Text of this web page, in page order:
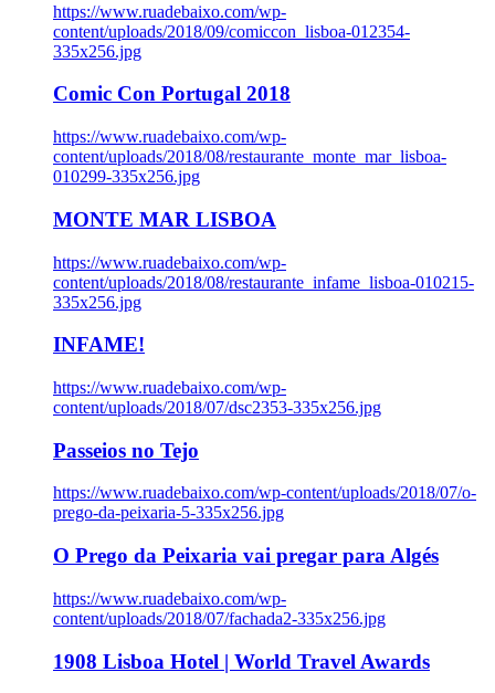
https://www.ruadebaixo.com/wp-
content/uploads/2018/09/comiccon_lisboa-012354-
335x256.jpg
Comic Con Portugal 2018
https://www.ruadebaixo.com/wp-
content/uploads/2018/08/restaurante_monte_mar_lisboa-
010299-335x256.jpg
MONTE MAR LISBOA
https://www.ruadebaixo.com/wp-
content/uploads/2018/08/restaurante_infame_lisboa-010215-
335x256.jpg
INFAME!
https://www.ruadebaixo.com/wp-
content/uploads/2018/07/dsc2353-335x256.jpg
Passeios no Tejo
https://www.ruadebaixo.com/wp-content/uploads/2018/07/o-
prego-da-peixaria-5-335x256.jpg
O Prego da Peixaria vai pregar para Algés
https://www.ruadebaixo.com/wp-
content/uploads/2018/07/fachada2-335x256.jpg
1908 Lisboa Hotel | World Travel Awards